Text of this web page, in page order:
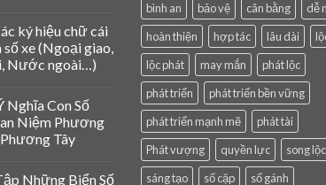
ký hiệu chữ cái
xe (Ngoại giao,
Nước ngoài…)
Nghĩa Con Số
Niệm Phương
Tây
Những Biển Số
bình an
bảo vệ cân bằng
dễ
hoàn thiện
hợp tác lâu dài
lộc phát
may mắn
phát lộc
phát triển
phát triển bền vững
phát triển mạnh mẽ
phát tài
Phát vượng
quyền lực
song lộc
sáng tạo
số cặp số gánh